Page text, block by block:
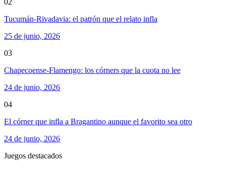
Tucumán-Rivadavia: el patrón que el relato infla
25 de junio, 2026
03
Chapecoense-Flamengo: los córners que la cuota no lee
24 de junio, 2026
04
El córner que infla a Bragantino aunque el favorito sea otro
24 de junio, 2026
Juegos destacados